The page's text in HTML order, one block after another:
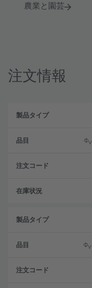
農業と園芸
注文情報
品
プ
品
ΦV
ΦV